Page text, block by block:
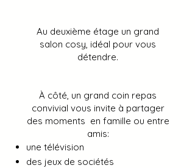
Au deuxième étage un grand
salon cosy, idéal pour vous
détendre.
À côté, un grand coin repas
convivial vous invite à partager
des moments en famille ou entre
amis:
une télévision
des jeux de sociétés